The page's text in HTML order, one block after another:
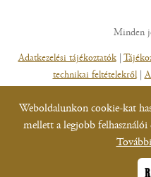
Minden
Adatkezelési tájékoztatók|
technikai feltételekről|
Weboldalunkon cookie-kat
mellett a legjobb